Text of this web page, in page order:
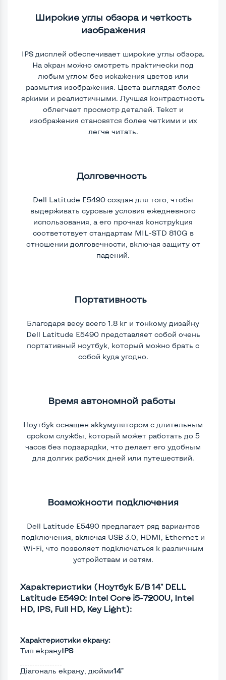
Широкие углы обзора и четкость
изображения
IPS дисплей обеспечивает широкие углы обзора.
На экран можно смотреть практически под
любым углом без искажения цветов или
размытия изображения. Цвета выглядят более
яркими и реалистичными. Лучшая контрастность
облегчает просмотр деталей. Текст и
изображения становятся более четкими и их
легче читать.
Долговечность
Dell Latitude E5490 создан для того, чтобы
выдерживать суровые условия ежедневного
использования, а его прочная конструкция
соответствует стандартам MIL-STD 810G в
отношении долговечности, включая защиту от
падений.
Портативность ​
Благодаря весу всего 1.8 кг и тонкому дизайну
Dell Latitude E5490 представляет собой очень
портативный ноутбук, который можно брать с
собой куда угодно.
Время автономной работы​​
Ноутбук оснащен аккумулятором с длительным
сроком службы, который может работать до 5
часов без подзарядки, что делает его удобным
для долгих рабочих дней или путешествий.
Возможности подключения
Dell Latitude E5490 предлагает ряд вариантов
подключения, включая USB 3.0, HDMI, Ethernet и
Wi-Fi, что позволяет подключаться к различным
устройствам и сетям.
Характеристики (Ноутбук Б/В 14" DELL
Latitude E5490: Intel Core i5-7200U, Intel
HD, IPS, Full HD, Key Light):
Характеристики екрану:
Тип екрануIPS
Діагональ екрану, дюйми14"